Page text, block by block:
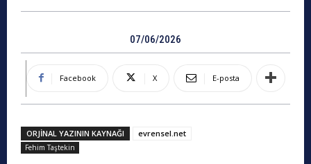
07/06/2026
Facebook X E-posta
ORJINAL YAZININ KAYNAĞI evrensel.net
Fehim Taştekin